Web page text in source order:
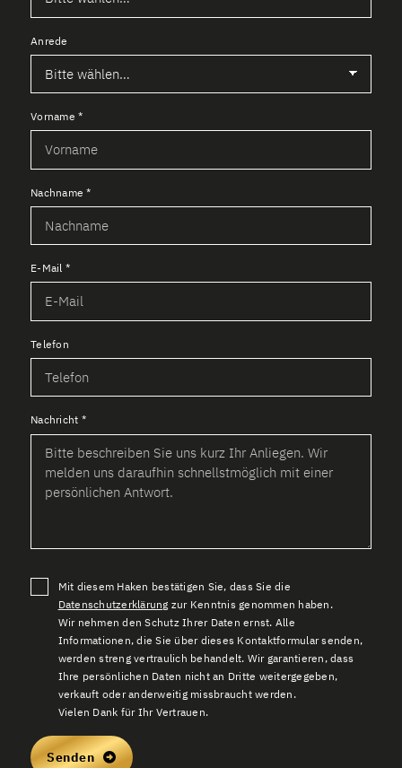
Anrede
Vorname*
Nachname*
E-Mail *
Telefon
Nachricht *
Mit diesem Haken bestätigen Sie, dass Sie die
Datenschutzerklärung zur Kenntnis genommen haben.
Wir nehmen den Schutz Ihrer Daten ernst. Alle
Informationen, die Sie über dieses Kontaktformular senden,
werden streng vertraulich behandelt. Wir garantieren, dass
Ihre persönlichen Daten nicht an Dritte weitergegeben,
verkauft oder anderweitig missbraucht werden.
Vielen Dank für Ihr Vertrauen.
Senden